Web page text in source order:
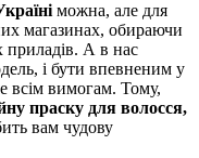
можна, але для
магазинах, обираючи
приладів. А в нас
і бути впевненим у
всім вимогам. Тому,
праску для волосся,
вам чудову